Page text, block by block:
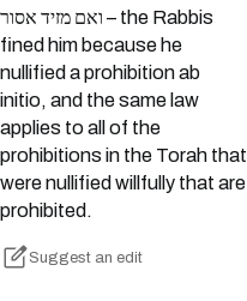
ואם מזיד אסור – the Rabbis
fined him because he
nullified a prohibition ab
initio, and the same law
applies to all of the
prohibitions in the Torah that
were nullified willfully that are
prohibited.
Suggest an edit